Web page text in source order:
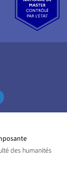
des humanités